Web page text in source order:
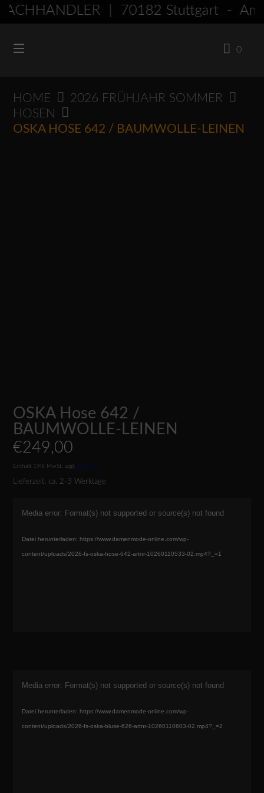
Springen
Inhalt
| 70182 Stuttgart -
0
HOME
2026 FRÜHJAHR SOMMER
HOSEN
OSKA HOSE 642 / BAUMWOLLE-LEINEN
OSKA Hose 642 /
BAUMWOLLE-LEINEN
€249,00
Enthält 19% MwSt. zzgl.Versand
Lieferzeit: ca. 2-3 Werktage
Media error: Format(s) not supported or source(s) not found
Datei herunterladen: https://www.damenmode-online.com/wp-
content/uploads/2026-fs-oska-hose-642-artnr-10260110533-02.mp4?_=1
Media error: Format(s) not supported or source(s) not found
Datei herunterladen: https://www.damenmode-online.com/wp-
content/uploads/2026-fs-oska-bluse-626-artnr-10260110603-02.mp4?_=2